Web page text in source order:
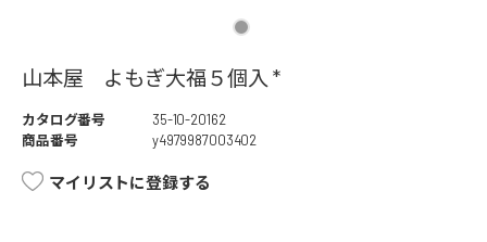
山本屋 よもぎ大福５個入 *
カタログ番号
35-10-20162
商品番号
y4979987003402
マイリストに登録する